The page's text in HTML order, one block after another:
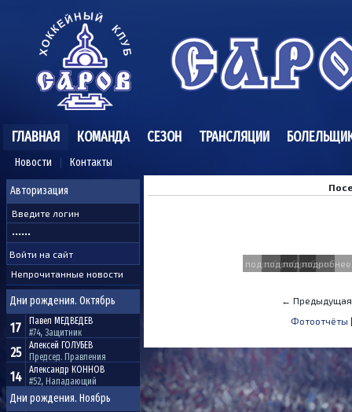
ГЛАВНАЯ
Новости Контакты
КОМАНДА СЕЗОН ТРАНСЛЯЦИИ
Авторизация
Непрочитанные новости
Дни рождения. Октябрь
17 Павел МЕДВЕДЕВ
#74, Защитник
25 Алексей ГОЛУБЕВ
Председ. Правления
14 Александр КОННОВ
#52, Нападающий
Дни рождения. Ноябрь
подробнее
подробнее
подробнее
подробнее
←
Фотоотчёты